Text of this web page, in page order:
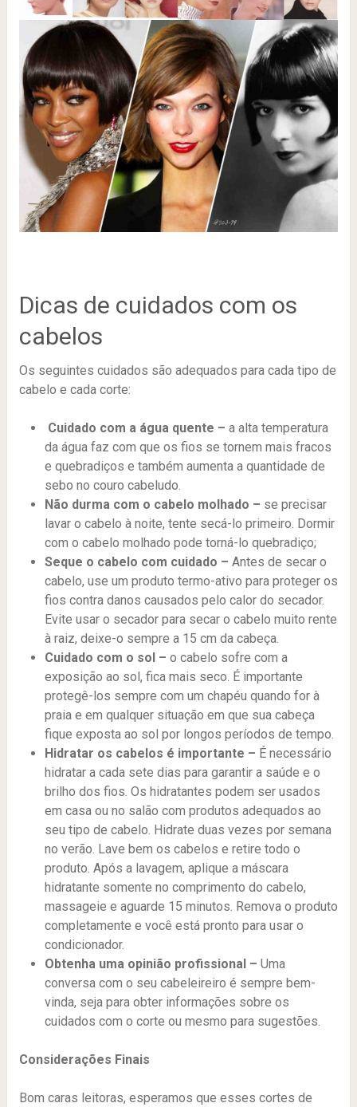
Dicas de cuidados com os
cabelos
Os seguintes cuidados são adequados para cada tipo de
cabelo e cada corte:
Cuidado com a água quente – a alta temperatura
da água faz com que os fios se tornem mais fracos
e quebradiços e também aumenta a quantidade de
sebo no couro cabeludo.
Não durma com o cabelo molhado – se precisar
lavar o cabelo à noite, tente secá-lo primeiro. Dormir
com o cabelo molhado pode torná-lo quebradiço;
Seque o cabelo com cuidado – Antes de secar o
cabelo, use um produto termo-ativo para proteger os
fios contra danos causados ​​pelo calor do secador.
Evite usar o secador para secar o cabelo muito rente
à raiz, deixe-o sempre a 15 cm da cabeça.
Cuidado com o sol – o cabelo sofre com a
exposição ao sol, fica mais seco. É importante
protegê-los sempre com um chapéu quando for à
praia e em qualquer situação em que sua cabeça
fique exposta ao sol por longos períodos de tempo.
Hidratar os cabelos é importante – É necessário
hidratar a cada sete dias para garantir a saúde e o
brilho dos fios. Os hidratantes podem ser usados ​​
em casa ou no salão com produtos adequados ao
seu tipo de cabelo. Hidrate duas vezes por semana
no verão. Lave bem os cabelos e retire todo o
produto. Após a lavagem, aplique a máscara
hidratante somente no comprimento do cabelo,
massageie e aguarde 15 minutos. Remova o produto
completamente e você está pronto para usar o
condicionador.
Obtenha uma opinião profissional – Uma
conversa com o seu cabeleireiro é sempre bem-
vinda, seja para obter informações sobre os
cuidados com o corte ou mesmo para sugestões.
Considerações Finais
Bom caras leitoras, esperamos que esses cortes de